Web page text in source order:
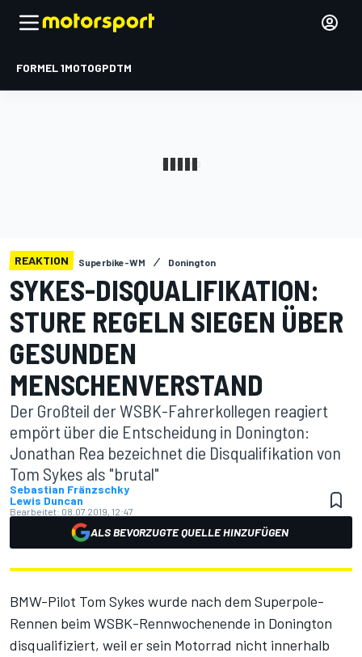
FORMEL 1MOTOGPDTM
REAKTION Superbike-WM Donington
SYKES-DISQUALIFIKATION:
STURE REGELN SIEGEN ÜBER
GESUNDEN
MENSCHENVERSTAND
Der Großteil der WSBK-Fahrerkollegen reagiert
empört über die Entscheidung in Donington:
Jonathan Rea bezeichnet die Disqualifikation von
Tom Sykes als "brutal"
Sebastian Fränzschky
Lewis Duncan
Bearbeitet: 08.07.2019, 12:47
ALS BEVORZUGTE QUELLE HINZUFÜGEN
BMW-Pilot Tom Sykes wurde nach dem Superpole-
Rennen beim WSBK-Rennwochenende in Donington
disqualifiziert, weil er sein Motorrad nicht innerhalb